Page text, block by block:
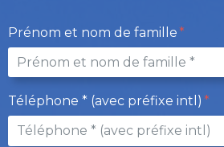
Prénom et nom de famille
Téléphone * (avec préfixe intl)